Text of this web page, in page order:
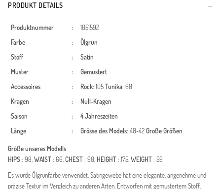
PRODUKT DETAILS
Produktnummer :
1051592
Farbe
:
Ölgrün
Stoff
:
Satin
Muster
:
Gemustert
Accessoires
: Rock: 105Tunika: 60
Kragen
:
Null-Kragen
Saison
:
4 Jahreszeiten
Länge
: Grösse des Models: 40-42Große Größen
Größe unseres Modells
HIPS: 98,WAIST: 66,CHEST: 90, HEIGHT: 175,WEIGHT: 59
Es wurde Ölgrünfarbe verwendet. Satingewebe hat eine elegante, angenehme und
präzise Textur im Vergleich zu anderen Arten. Entworfen mit gemustertem Stoff.